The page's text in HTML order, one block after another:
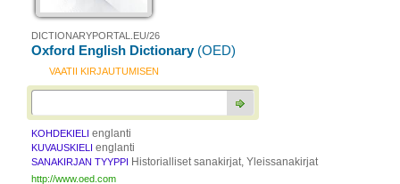
DICTIONARYPORTAL.EU/26
Oxford English Dictionary (OED)
VAATII KIRJAUTUMISEN
KOHDEKIELI englanti
KUVAUSKIELI englanti
SANAKIRJAN TYYPPI Historialliset sanakirjat, Yleissanakirjat
http://www.oed.com